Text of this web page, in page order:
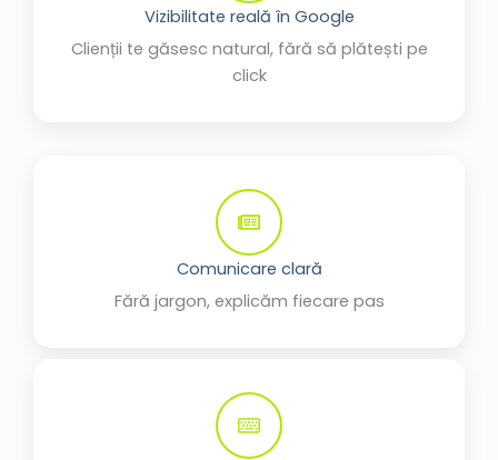
Vizibilitate reală în Google
Clienții te găsesc natural, fără să plătești pe
click
Comunicare clară
Fără jargon, explicăm fiecare pas